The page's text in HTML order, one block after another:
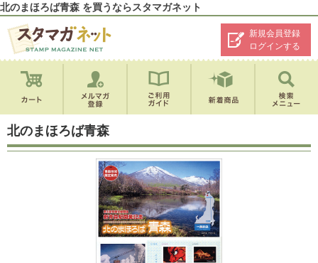
北のまほろば青森 を買うならスタマガネット
新規会員登録
ログインする
北のまほろば青森